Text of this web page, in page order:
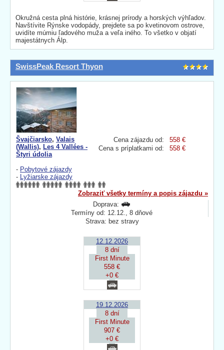
Okružná cesta plná histórie, krásnej prírody a horských výhľadov.
Navštívite Rýnske vodopády, prejdete sa po kvetinovom ostrove,
uvidíte múmiu ľadového muža a veľa iného. To všetko v objatí
majestátnych Álp.
SwissPeak Resort Thyon
Cena zájazdu od:
558 €
Cena s príplatkami od:
558 €
Švajčiarsko, Valais
(Wallis), Les 4 Vallées -
Štyri údolia
- Pobytové zájazdy
- Lyžiarske zájazdy
Zobraziť všetky termíny a popis zájazdu »
Doprava:
Termíny od: 12.12., 8 dňové
Strava: bez stravy
12.12.2026
8 dní
First Minute
558 €
+0 €
19.12.2026
8 dní
First Minute
907 €
+0 €